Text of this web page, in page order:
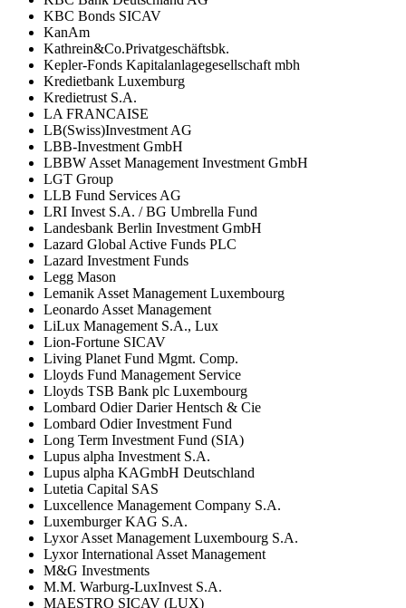
KBC Bonds SICAV
KanAm
Kathrein&Co.Privatgeschäftsbk.
Kepler-Fonds Kapitalanlagegesellschaft mbh
Kredietbank Luxemburg
Kredietrust S.A.
LA FRANCAISE
LB(Swiss)Investment AG
LBB-Investment GmbH
LBBW Asset Management Investment GmbH
LGT Group
LLB Fund Services AG
LRI Invest S.A. / BG Umbrella Fund
Landesbank Berlin Investment GmbH
Lazard Global Active Funds PLC
Lazard Investment Funds
Legg Mason
Lemanik Asset Management Luxembourg
Leonardo Asset Management
LiLux Management S.A., Lux
Lion-Fortune SICAV
Living Planet Fund Mgmt. Comp.
Lloyds Fund Management Service
Lloyds TSB Bank plc Luxembourg
Lombard Odier Darier Hentsch & Cie
Lombard Odier Investment Fund
Long Term Investment Fund (SIA)
Lupus alpha Investment S.A.
Lupus alpha KAGmbH Deutschland
Lutetia Capital SAS
Luxcellence Management Company S.A.
Luxemburger KAG S.A.
Lyxor Asset Management Luxembourg S.A.
Lyxor International Asset Management
M&G Investments
M.M. Warburg-LuxInvest S.A.
MAESTRO SICAV (LUX)